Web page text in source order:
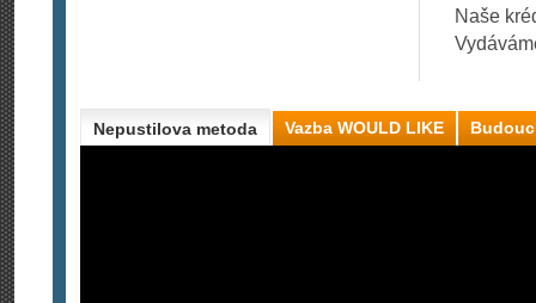
Naše
Nepustilova metoda Vazba WOULD LIKE